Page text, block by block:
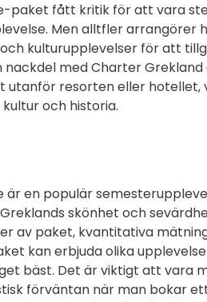
paket fått kritik för att vara
Men alltfler
kulturupplevelser för att
nackdel med Charter
resorten eller hotellet,
och historia.
är en populär
skönhet och
av paket, kvantitativa
kan erbjuda olika
bäst. Det är viktigt att vara
förväntan när man bokar